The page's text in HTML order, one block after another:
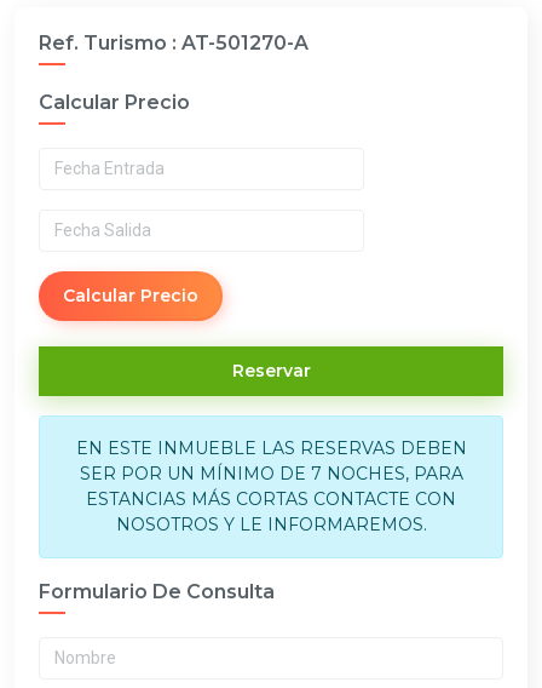
Ref. Turismo : AT-501270-A
Calcular Precio
Calcular Precio
Reservar
EN ESTE INMUEBLE LAS RESERVAS DEBEN
SER POR UN MÍNIMO DE 7 NOCHES, PARA
ESTANCIAS MÁS CORTAS CONTACTE CON
NOSOTROS Y LE INFORMAREMOS.
Formulario De Consulta